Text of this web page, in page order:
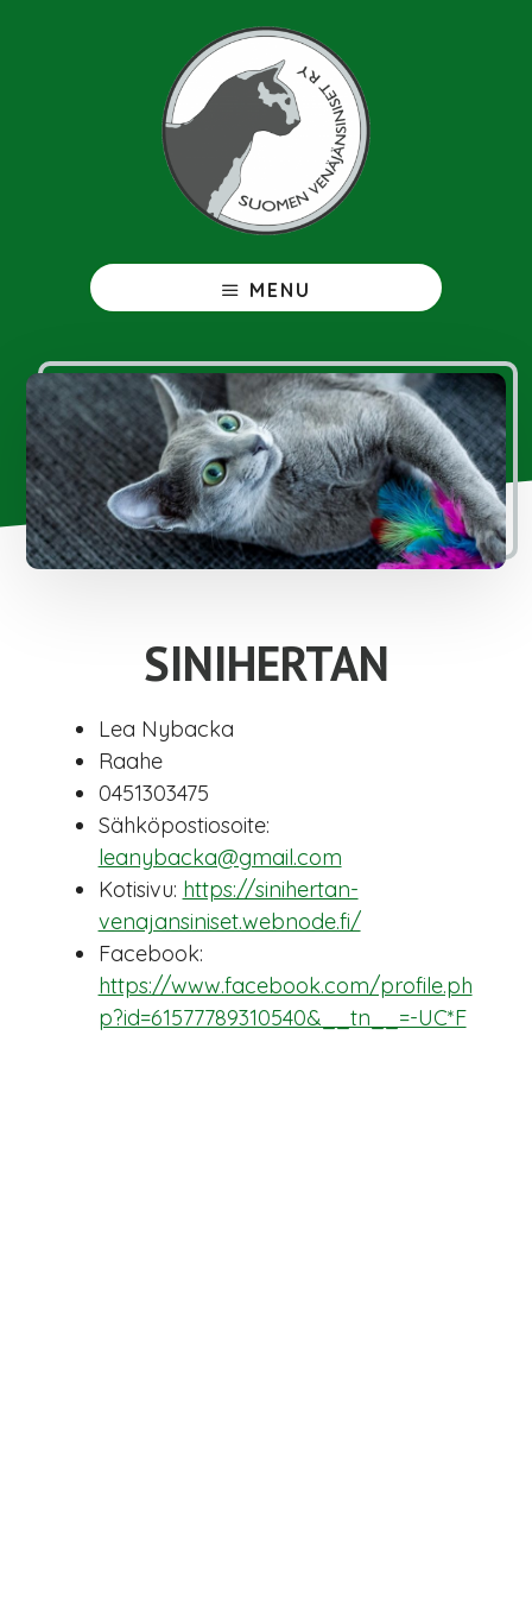
MENU
SINIHERTAN
Lea Nybacka
Raahe
0451303475
Sähköpostiosoite:
leanybacka@gmail.com
Kotisivu: https://sinihertan-
venajansiniset.webnode.fi/
Facebook:
https://www.facebook.com/profile.ph
p?id=61577789310540&__tn__=-UC*F